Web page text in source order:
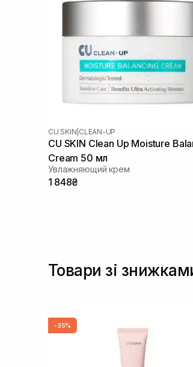
CU SKIN CLEAN-UP
CU SKIN Clean Up Moisture
Cream 50 мл
Увлажняющий крем
1 848₴
Товари зі
-35%